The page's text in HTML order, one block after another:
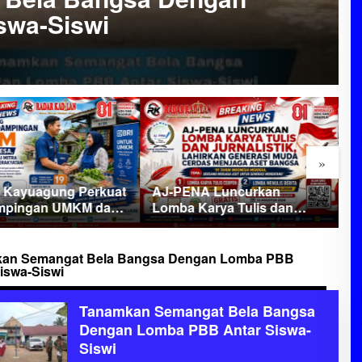
Siswi
»
Luncurkan
Tulis dan
Lahirkan
Aset Bangsa
Klarifikasi Satlap Tricakti:
Pengamanan 53 Ton Pasir
Timah di Belitung Lebih
Penegakan Hukum Tetap
Berjalan
Semangat Bela Bangsa Dengan Lomba PBB
Siswi
Tanamkan Semangat Bela Bangsa
Dengan Lomba PBB Antar Siswa-
Siswi